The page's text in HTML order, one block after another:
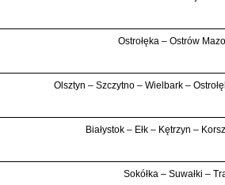
Ostrołęka – Ostrów
Olsztyn – Szczytno – Wielbark –
Białystok – Ełk – Kętrzyn –
Sokółka – Suwałki –